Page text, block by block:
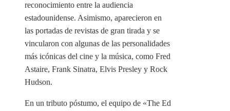
reconocimiento entre la audiencia
estadounidense. Asimismo, aparecieron en
las portadas de revistas de gran tirada y se
vincularon con algunas de las personalidades
más icónicas del cine y la música, como Fred
Astaire, Frank Sinatra, Elvis Presley y Rock
Hudson.
En un tributo póstumo, el equipo de «The Ed